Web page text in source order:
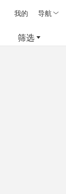
我的 导航
筛选